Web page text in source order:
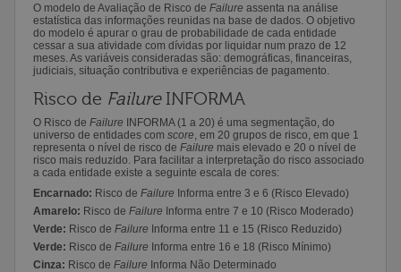
O modelo de Avaliação de Risco de Failure assenta na análise
estatística das informações reunidas na base de dados. O objetivo
do modelo é apurar o grau de probabilidade de cada entidade
cessar a sua atividade com dívidas por liquidar num prazo de 12
meses. As variáveis consideradas são: demográficas, financeiras,
judiciais, situação contributiva e experiências de pagamento.
Risco de FailureINFORMA
O Risco de Failure INFORMA (1 a 20) é uma segmentação, do
universo de entidades com score, em 20 grupos de risco, em que 1
representa o nível de risco de Failure mais elevado e 20 o nível de
risco mais reduzido. Para facilitar a interpretação do risco associado
a cada entidade existe a seguinte escala de cores:
Encarnado: Risco de Failure Informa entre 3 e 6 (Risco Elevado)
Amarelo: Risco de Failure Informa entre 7 e 10 (Risco Moderado)
Verde: Risco de Failure Informa entre 11 e 15 (Risco Reduzido)
Verde: Risco de Failure Informa entre 16 e 18 (Risco Mínimo)
Cinza: Risco de Failure Informa Não Determinado